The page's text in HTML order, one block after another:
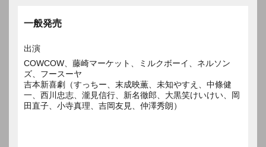
一般発売
出演
COWCOW、藤崎マーケット、ミルクボーイ、ネルソン
ズ、フースーヤ
吉本新喜劇（すっちー、末成映薫、未知やすえ、中條健
一、西川忠志、瀧見信行、新名徹郎、大黒笑けいけい、岡
田直子、小寺真理、吉岡友見、仲澤秀朗）